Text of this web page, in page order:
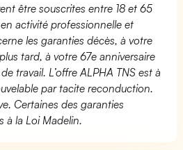
être souscrites entre 18 et 65
activité professionnelle et
les garanties décès, à votre
tard, à votre 67e anniversaire
travail. L’offre ALPHA TNS est à
par tacite reconduction.
Certaines des garanties
à la Loi Madelin.